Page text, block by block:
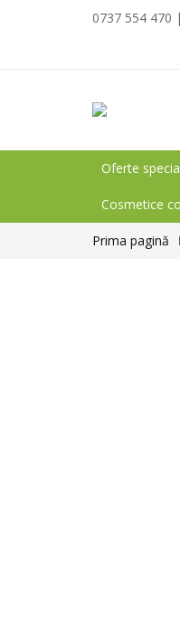
0737 554 470
Oferte
Cosmetice
Prima pagină